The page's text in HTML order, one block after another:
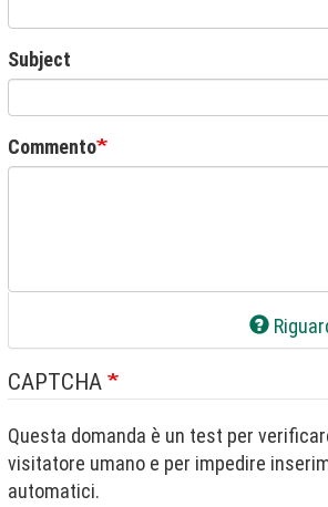
Subject
Commento
CAPTCHA
Questa domanda è un test per
visitatore umano e per impedire inserimenti di
automatici.